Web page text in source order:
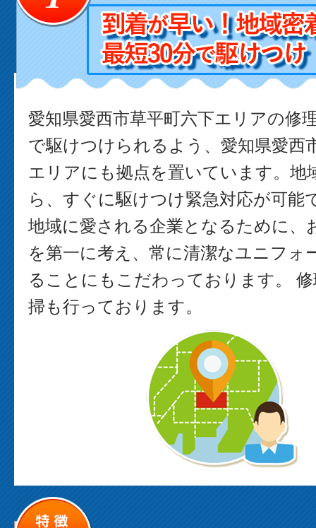
愛知県愛西市草平町六下エリアの修
で駆けつけられるよう、愛知県愛西
エリアにも拠点を置いています。地
ら、すぐに駆けつけ緊急対応が可能
地域に愛される企業となるために、
を第一に考え、常に清潔なユニフォ
ることにもこだわっております。
掃も行っております。